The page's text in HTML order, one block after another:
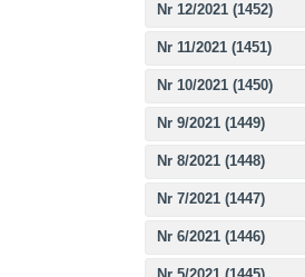
Nr 12/2021 (1452)
Nr 11/2021 (1451)
Nr 10/2021 (1450)
Nr 9/2021 (1449)
Nr 8/2021 (1448)
Nr 7/2021 (1447)
Nr 6/2021 (1446)